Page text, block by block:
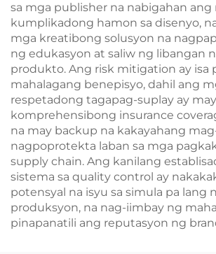
sa mga publisher na nabigahan ang
kumplikadong hamon sa disenyo,
mga kreatibong solusyon na
ng edukasyon at saliw ng libangan
produkto. Ang risk mitigation ay isa
mahalagang benepisyo, dahil ang
respetadong tagapag-suplay ay may
komprehensibong insurance
na may backup na kakayahang
nagpoprotekta laban sa mga
supply chain. Ang kanilang
sistema sa quality control ay
potensyal na isyu sa simula pa lang
produksyon, na nag-iimbay ng
pinapanatili ang reputasyon ng